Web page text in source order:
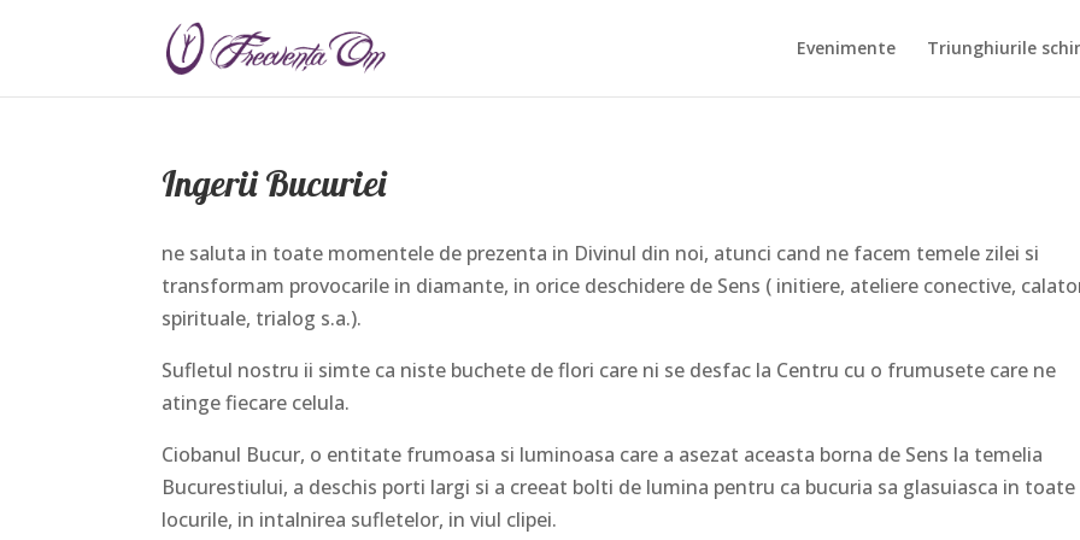
Evenimente Triunghiurile
Ingerii Bucuriei
ne saluta in toate momentele de prezenta in Divinul din noi, atunci cand ne facem temele zilei si
transformam provocarile in diamante, in orice deschidere de Sens ( initiere, ateliere conective,
spirituale, trialog s.a.).
Sufletul nostru ii simte ca niste buchete de flori care ni se desfac la Centru cu o frumusete care ne
atinge fiecare celula.
Ciobanul Bucur, o entitate frumoasa si luminoasa care a asezat aceasta borna de Sens la temelia
Bucurestiului, a deschis porti largi si a creeat bolti de lumina pentru ca bucuria sa glasuiasca in toate
locurile, in intalnirea sufletelor, in viul clipei.